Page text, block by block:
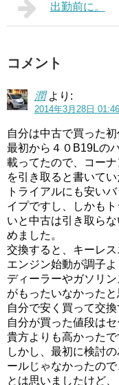
出勤前に。
コメント
潤 より:
2014年3月28日 01:46
自分は中古で買った初
最初から４０B19Lの
載ってたので、コー
を引き取ると書いて
トライアルにも安い
イプですし、しかも
いと中古は引き取ら
めました。
交換すると、キーレ
エンジン始動が調子よ
ディーラーやガソリ
がもったいなかったと
自分で安く買って交
自分が買った値段は
貴方よりも高かったで
しかし、最初に検討
ールじゃなかったの
とは思いましたけど